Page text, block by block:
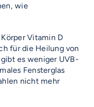
wie
Vitamin D
für die Heilung von
es weniger UVB-
Fensterglas
nicht mehr